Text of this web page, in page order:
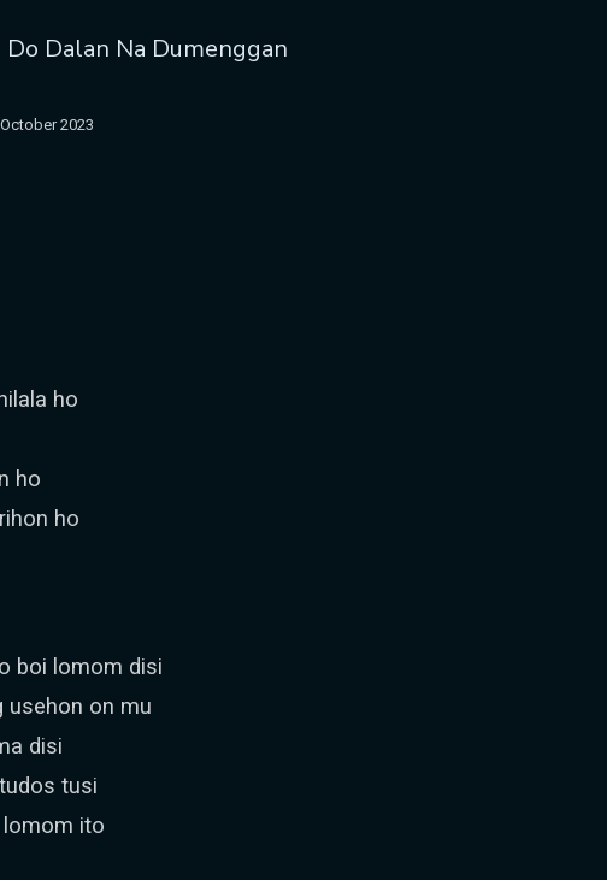
Dalan Na Dumenggan
2023
ho
ho
ho
boi lomom disi
usehon on mu
disi
tusi
lomom ito